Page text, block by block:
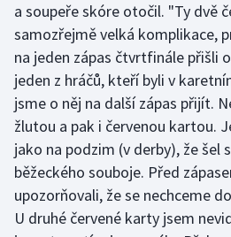
Volejbal
Ostatní
a soupeře skóre otočil. "Ty dvě
samozřejmě velká komplikace,
na jeden zápas čtvrtfinále přišli
jeden z hráčů, kteří byli v
jsme o něj na další zápas přijít.
žlutou a pak i červenou kartou.
jako na podzim (v derby), že šel
běžeckého souboje. Před
upozorňovali, že se nechceme
U druhé červené karty jsem